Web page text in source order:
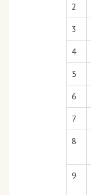
2
3
4
5
6
7
8
9